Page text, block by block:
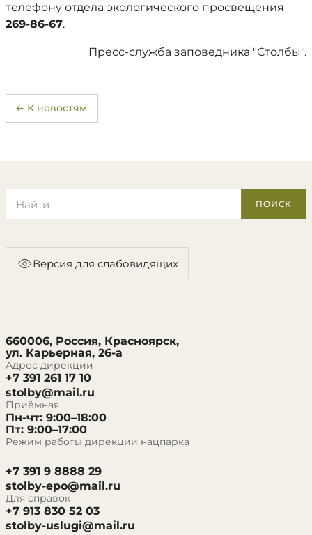
телефону отдела экологического просвещения
269-86-67.
Пресс-служба заповедника "Столбы".
← К новостям
ПОИСК
Версия для слабовидящих
660006, Россия, Красноярск,
ул. Карьерная, 26-а
Адрес дирекции
+7 391 261 17 10
stolby@mail.ru
Приёмная
Пн-чт: 9:00–18:00
Пт: 9:00–17:00
Режим работы дирекции нацпарка
+7 391 9 8888 29
stolby-epo@mail.ru
Для справок
+7 913 830 52 03
stolby-uslugi@mail.ru